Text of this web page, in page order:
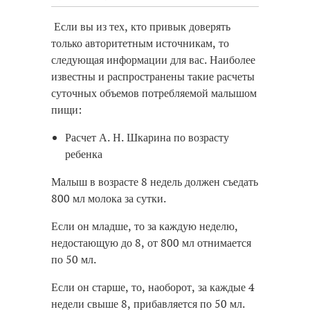
Если вы из тех, кто привык доверять
только авторитетным источникам, то
следующая информации для вас. Наиболее
известны и распространены такие расчеты
суточных объемов потребляемой малышом
пищи:
Расчет А. Н. Шкарина по возрасту
ребенка
Малыш в возрасте 8 недель должен съедать
800 мл молока за сутки.
Если он младше, то за каждую неделю,
недостающую до 8, от 800 мл отнимается
по 50 мл.
Если он старше, то, наоборот, за каждые 4
недели свыше 8, прибавляется по 50 мл.